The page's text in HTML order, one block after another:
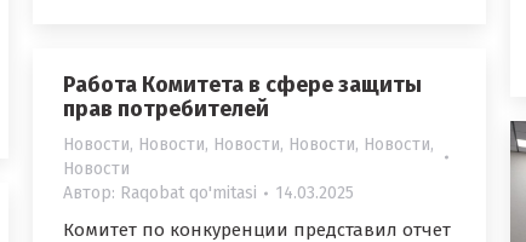
Работа Комитета в сфере защиты
прав потребителей
Новости, Новости, Новости, Новости, Новости,
Новости
Автор: Raqobat qo'mitasi 14.03.2025
Комитет по конкуренции представил отчет